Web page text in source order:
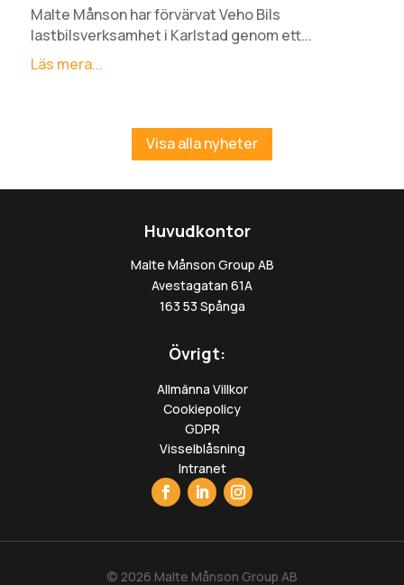
Malte Månson har förvärvat Veho Bils
lastbilsverksamhet i Karlstad genom ett...
Läs mera...
Visa alla nyheter
Huvudkontor
Malte Månson Group AB
Avestagatan 61A
163 53 Spånga
Övrigt:
Allmänna Villkor
Cookiepolicy
GDPR
Visselblåsning
Intranet
© 2026 Malte Månson Group AB